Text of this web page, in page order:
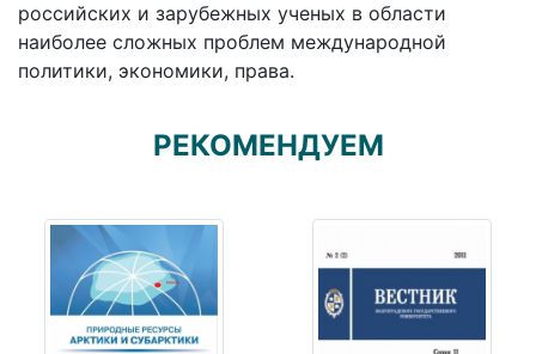
российских и зарубежных ученых в области
наиболее сложных проблем международной
политики, экономики, права.
РЕКОМЕНДУЕМ